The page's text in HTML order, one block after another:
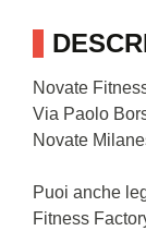
Novate
Via Paolo
Novate
Puoi anche
Fitness